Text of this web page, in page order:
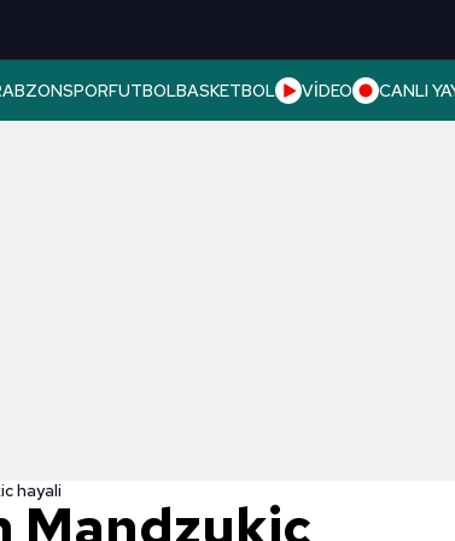
FUTBOLBASKETBOL VİDEO CANLI
hayali
Mandzukic